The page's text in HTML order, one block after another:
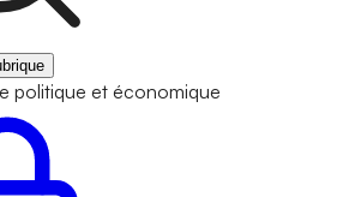
politique et économique